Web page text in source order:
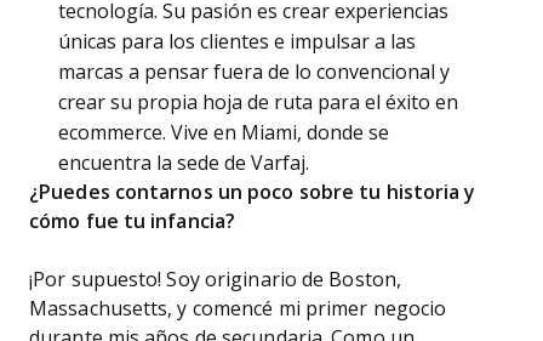
tecnología. Su pasión es crear experiencias
únicas para los clientes e impulsar a las
marcas a pensar fuera de lo convencional y
crear su propia hoja de ruta para el éxito en
ecommerce. Vive en Miami, donde se
encuentra la sede de Varfaj.
¿Puedes contarnos un poco sobre tu historia y
cómo fue tu infancia?
¡Por supuesto! Soy originario de Boston,
Massachusetts, y comencé mi primer negocio